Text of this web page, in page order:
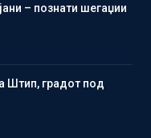
– познати шегаџии
Штип, градот под